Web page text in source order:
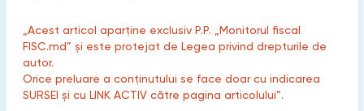
„Acest articol aparține exclusiv P.P. „Monitorul fiscal
FISC.md” și este protejat de Legea privind drepturile de
autor.
Orice preluare a conținutului se face doar cu indicarea
SURSEI și cu LINK ACTIV către pagina articolului”.